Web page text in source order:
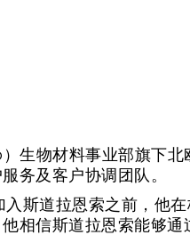
生物材料事业部旗下北
务及客户协调团队。
斯道拉恩索之前，他
相信斯道拉恩索能够通